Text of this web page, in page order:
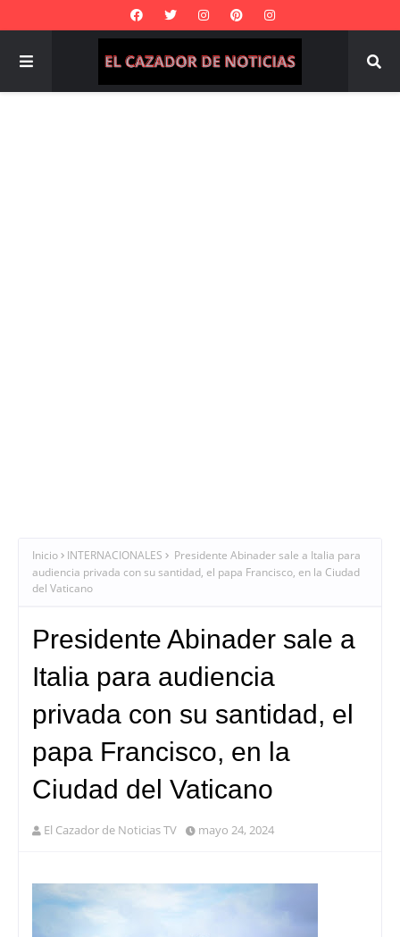
Inicio INTERNACIONALES
Presidente Abinader sale a Italia para
audiencia privada con su santidad, el papa Francisco, en la Ciudad
del Vaticano
Presidente Abinader sale a
Italia para audiencia
privada con su santidad, el
papa Francisco, en la
Ciudad del Vaticano
El Cazador de Noticias TV mayo 24, 2024